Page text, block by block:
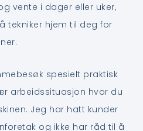
vente i dager eller uker,
tekniker hjem til deg for
spesielt praktisk
arbeidssituasjon hvor du
Jeg har hatt kunder
og ikke har råd til å